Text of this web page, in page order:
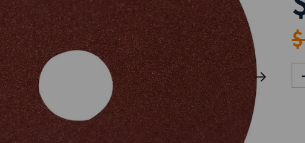
$
. mototool
9 taladro inalámbrico
10. llave impacto